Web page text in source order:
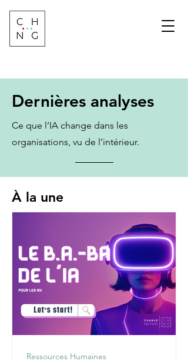
Dernières analyses
Ce que l’IA change dans les
organisations, vu de l’intérieur.
À la une
Ressources Humaines